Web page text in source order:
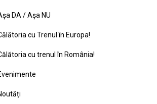
DA / Așa NU
cu Trenul în Europa!
cu trenul în România!